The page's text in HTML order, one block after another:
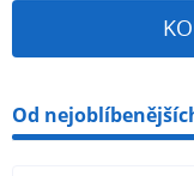
Od